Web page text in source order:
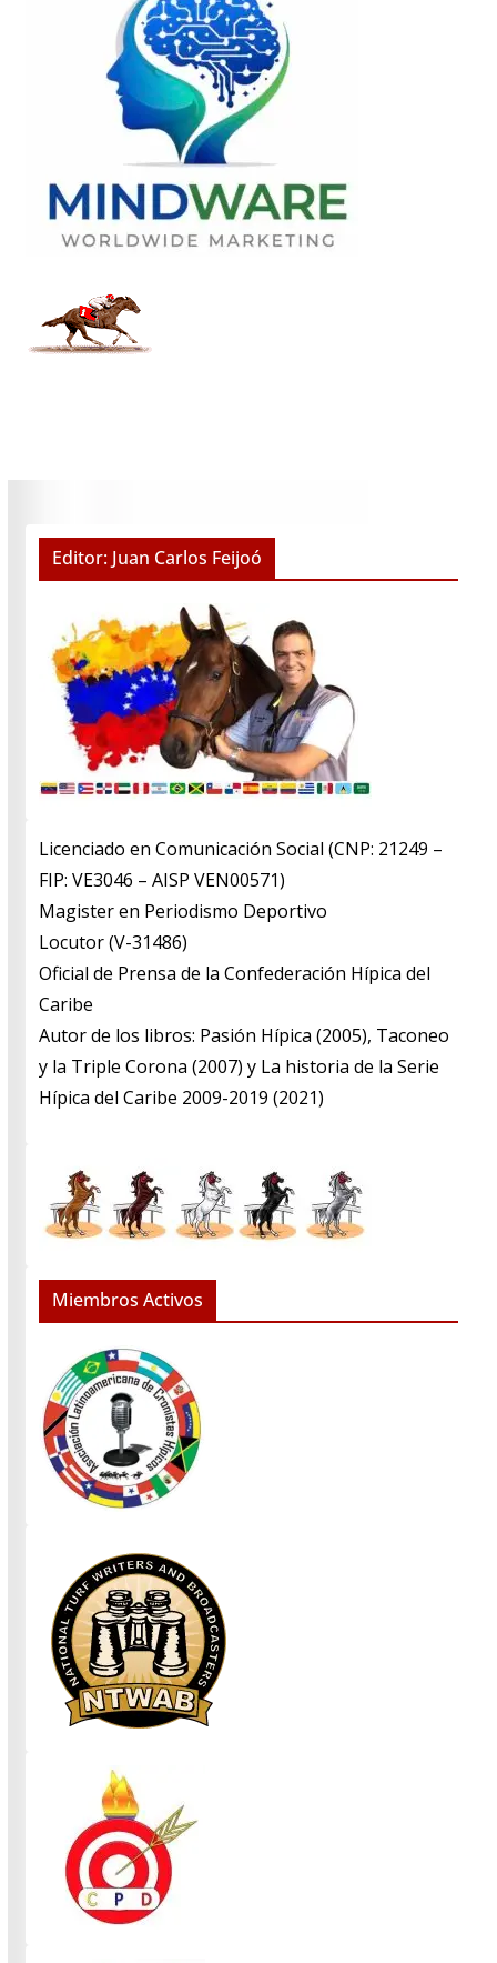
Editor: Juan Carlos Feijoó
Licenciado en Comunicación Social (CNP: 21249 –
FIP: VE3046 – AISP VEN00571)
​Magister en Periodismo Deportivo
​Locutor (V-31486)
​Oficial de Prensa de la Confederación Hípica del
Caribe
​Autor de los libros: Pasión Hípica (2005), Taconeo
y la Triple Corona (2007) y La historia de la Serie
Hípica del Caribe 2009-2019 (2021)
Miembros Activos